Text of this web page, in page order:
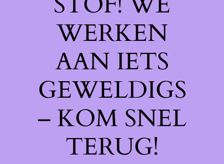
WERKEN
AAN IETS
GEWELDIGS
– KOM SNEL
TERUG!